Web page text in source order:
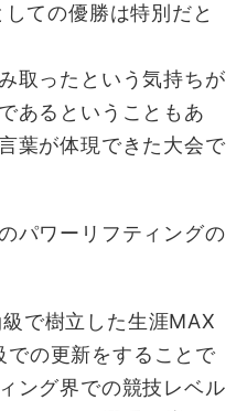
ての優勝は特別だと
取ったという気持ちが
あるということもあ
葉が体現できた大会で
パワーリフティングの
で樹立した生涯MAX
の更新をすることで
ング界での競技レベル